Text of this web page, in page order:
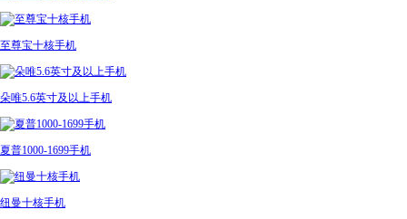
至尊宝十核手机
朵唯5.6英寸及以上手机
夏普1000-1699手机
纽曼十核手机